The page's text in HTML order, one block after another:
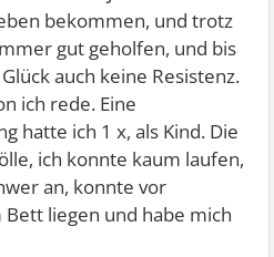
bekommen, und trotz
gut geholfen, und bis
auch keine Resistenz.
ich rede. Eine
hatte ich 1 x, als Kind. Die
ich konnte kaum laufen,
an, konnte vor
liegen und habe mich